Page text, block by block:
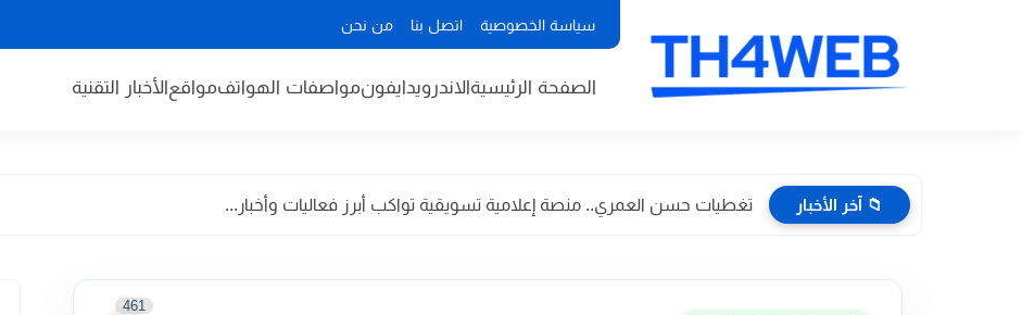
سياسة الخصوصية اتصل بنا من نحن
الصفحة الرئيسيةالاندرويدايفونمواصفات الهواتفمواقعالأخبار التقنية
📁 آخر الأخبار تغطيات حسن العمري.. منصة إعلامية تسويقية تواكب أبرز فعاليات وأخبار...
461